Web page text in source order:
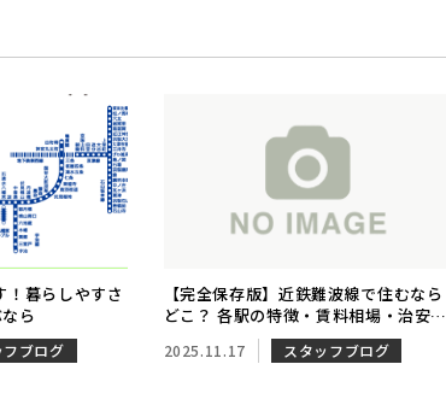
！暮らしやすさ
ら
フブログ
【完全保存版】近鉄難波線で住むなら
どこ？ 各駅の特徴・賃料相場・治安・
アクセスを徹底解説｜ブラウン不動産
2025.11.17 スタッフブログ